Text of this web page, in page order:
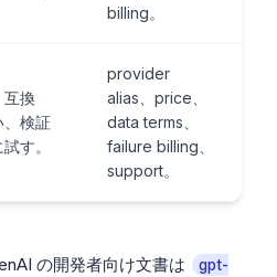
billing。
互換
、検証
す。
provider
alias、price、
data terms、
failure billing、
support。
の開発者向け文書は
gpt-